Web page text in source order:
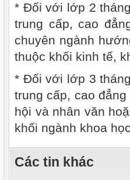
* Đối với lớp 2
trung cấp, cao
chuyên ngành
thuộc khối kinh tế,
* Đối với lớp 3
trung cấp, cao
hội và nhân văn
khối ngành khoa
Các tin khác